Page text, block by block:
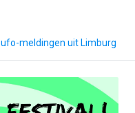
ufo-meldingen uit Limburg